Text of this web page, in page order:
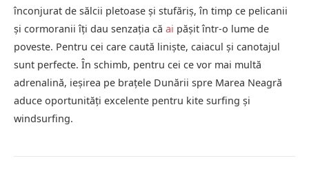
înconjurat de sălcii pletoase și stufăriș, în timp ce pelicanii
și cormoranii îți dau senzația că ai pășit într-o lume de
poveste. Pentru cei care caută liniște, caiacul și canotajul
sunt perfecte. În schimb, pentru cei ce vor mai multă
adrenalină, ieșirea pe brațele Dunării spre Marea Neagră
aduce oportunități excelente pentru kite surfing și
windsurfing.